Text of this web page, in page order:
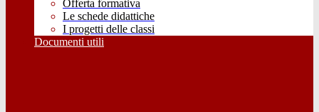
Offerta formativa
Le schede didattiche
I progetti delle classi
Documenti utili